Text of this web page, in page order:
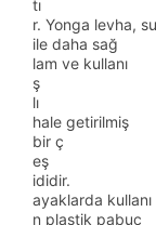
tı
r. Yonga levha,
ile daha sağ
lam ve kullanı
ş
lı
hale getirilmiş
bir ç
eş
ididir.
ayaklarda kullanı
n plastik pabuç